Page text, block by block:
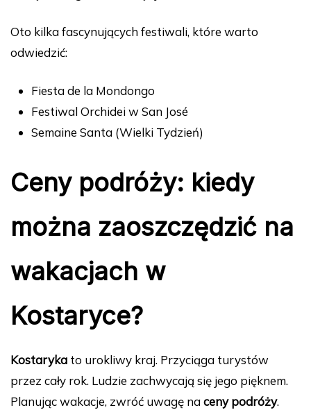
Oto kilka fascynujących festiwali, które warto
odwiedzić:
Fiesta de la Mondongo
Festiwal Orchidei w San José
Semaine Santa (Wielki Tydzień)
Ceny podróży: kiedy
można zaoszczędzić na
wakacjach w
Kostaryce?
Kostaryka to urokliwy kraj. Przyciąga turystów
przez cały rok. Ludzie zachwycają się jego pięknem.
Planując wakacje, zwróć uwagę naceny podróży.